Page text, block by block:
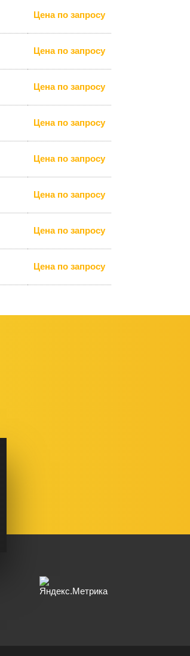
Цена по запросу
Цена по запросу
Цена по запросу
Цена по запросу
Цена по запросу
Цена по запросу
Цена по запросу
Цена по запросу